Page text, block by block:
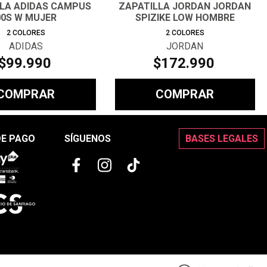
ADIDAS CAMPUS
W MUJER
2 COLORES
ADIDAS
99.990
ZAPATILLA JORDAN JORDAN
SPIZIKE LOW HOMBRE
2 COLORES
JORDAN
$172.990
COMPRAR
PAGO SÍGUENOS BASES LEGALES